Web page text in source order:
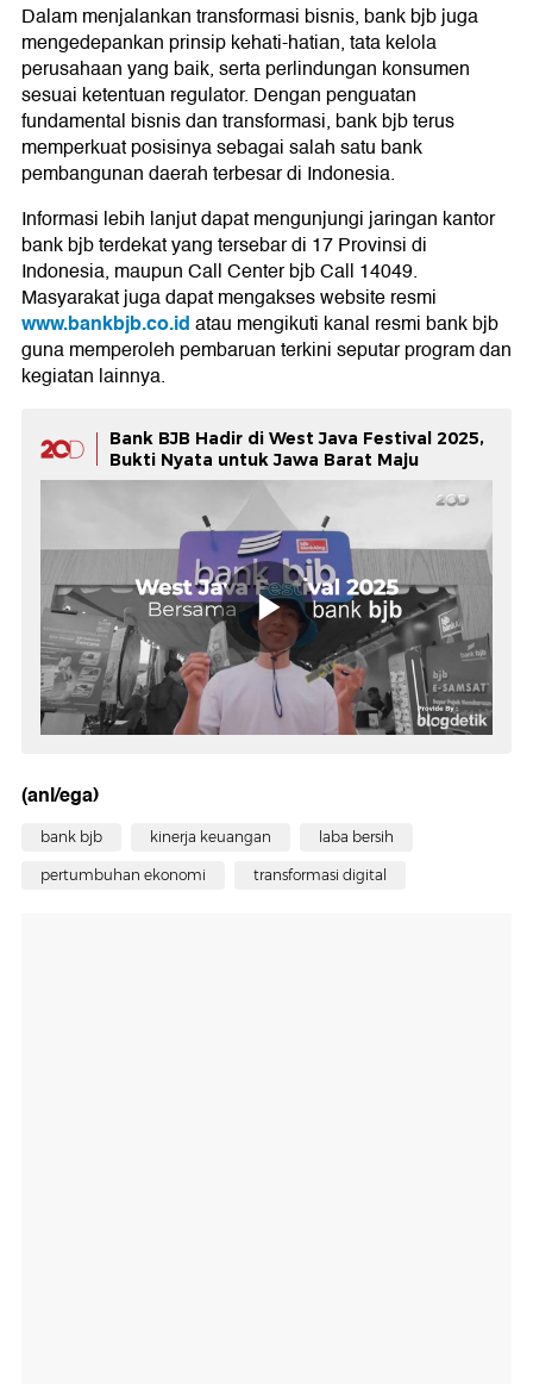
Dalam menjalankan transformasi bisnis, bank bjb juga
mengedepankan prinsip kehati-hatian, tata kelola
perusahaan yang baik, serta perlindungan konsumen
sesuai ketentuan regulator. Dengan penguatan
fundamental bisnis dan transformasi, bank bjb terus
memperkuat posisinya sebagai salah satu bank
pembangunan daerah terbesar di Indonesia.
Informasi lebih lanjut dapat mengunjungi jaringan kantor
bank bjb terdekat yang tersebar di 17 Provinsi di
Indonesia, maupun Call Center bjb Call 14049.
Masyarakat juga dapat mengakses website resmi
www.bankbjb.co.idatau mengikuti kanal resmi bank bjb
guna memperoleh pembaruan terkini seputar program dan
kegiatan lainnya.
Bank BJB Hadir di West Java Festival 2025,
Bukti Nyata untuk Jawa Barat Maju
(anl/ega)
bank bjb kinerja keuangan laba bersih
pertumbuhan ekonomi transformasi digital